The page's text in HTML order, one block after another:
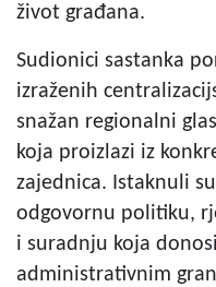
život građana.
Sudionici sastanka
izraženih
snažan regionalni
koja proizlazi iz
zajednica. Istaknuli
odgovornu politiku,
i suradnju koja
administrativnim